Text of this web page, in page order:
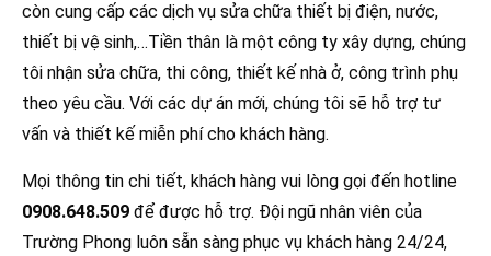
còn cung cấp các dịch vụ sửa chữa thiết bị điện, nước,
thiết bị vệ sinh,…Tiền thân là một công ty xây dựng, chúng
tôi nhận sửa chữa, thi công, thiết kế nhà ở, công trình phụ
theo yêu cầu. Với các dự án mới, chúng tôi sẽ hỗ trợ tư
vấn và thiết kế miễn phí cho khách hàng.
Mọi thông tin chi tiết, khách hàng vui lòng gọi đến hotline
0908.648.509 để được hỗ trợ. Đội ngũ nhân viên của
Trường Phong luôn sẵn sàng phục vụ khách hàng 24/24,